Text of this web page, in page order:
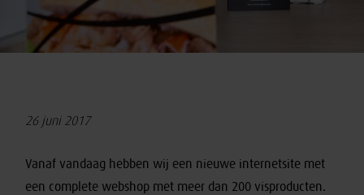
26 juni 2017
Vanaf vandaag hebben wij een nieuwe internetsite met
een complete webshop met meer dan 200 visproducten.